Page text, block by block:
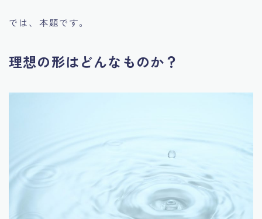
では、本題です。
理想の形はどんなものか？